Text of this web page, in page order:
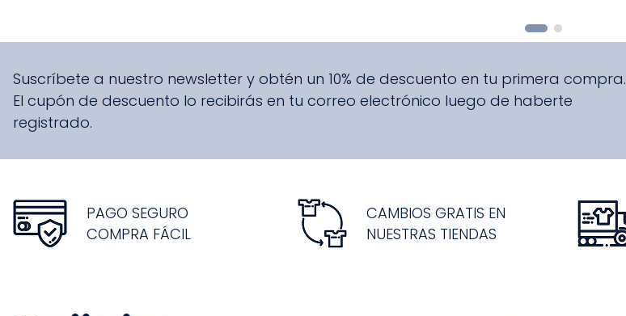
Suscríbete a nuestro newsletter y obtén un 10% de descuento en tu primera compra.
El cupón de descuento lo recibirás en tu correo electrónico luego de haberte
registrado.
PAGO SEGURO
COMPRA FÁCIL
CAMBIOS GRATIS EN
NUESTRAS TIENDAS